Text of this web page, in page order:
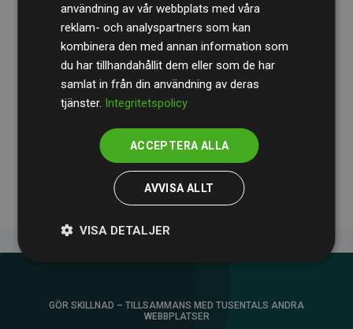
RevisionsbyrånBDOgranskar kontinuerligt våra
beräkningar och vår metod för att säkerställa
transparens och tillförlitlighet.
Deras granskning visar att våra investeringar i
klimatprojekt i genomsnitt kompenserar för
de beräknade CO₂-utsläppenfrån
medlemswebbplatser – ett tydligt bevis på att vårt
arbetssätt ger mätbar klimatnytta.
GÖR SKILLNAD – TILLSAMMANS MED TUSENTALS ANDRA
WEBBPLATSER
användning av vår webbplats med våra
reklam- och analyspartners som kan
kombinera den med annan information som
du har tillhandahållit dem eller som de har
samlat in från din användning av deras
tjänster. Integritetspolicy
ACCEPTERA ALLA
AVVISA ALLT
VISA DETALJER